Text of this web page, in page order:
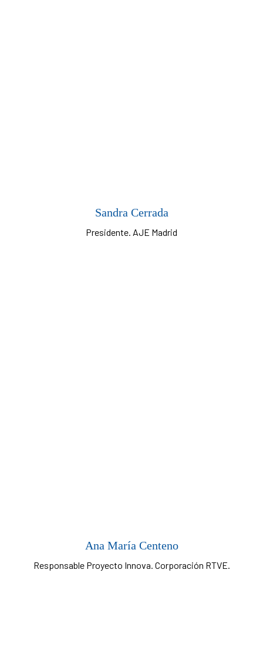
Sandra Cerrada
Presidente. AJE Madrid
Ana María Centeno
Responsable Proyecto Innova. Corporación RTVE.